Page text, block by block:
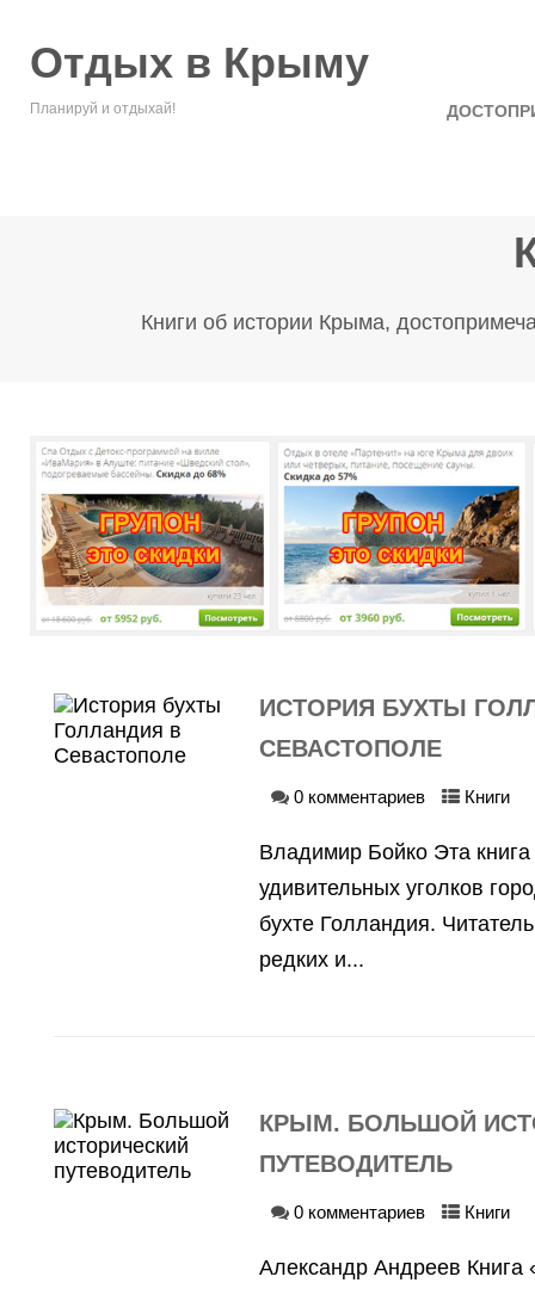
Отдых в Крыму
Планируй и отдыхай!
Книги об истории Крыма,
ИСТОРИЯ БУХТЫ
СЕВАСТОПОЛЕ
0 комментариев Книги
Владимир Бойко Эта
удивительных уголков
бухте Голландия.
редких и...
КРЫМ. БОЛЬШОЙ
ПУТЕВОДИТЕЛЬ
0 комментариев Книги
Александр Андреев
Навигация